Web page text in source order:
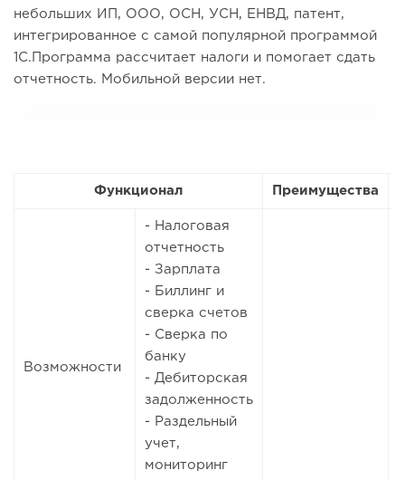
небольших ИП, ООО, ОСН, УСН, ЕНВД, патент,
интегрированное с самой популярной программой
1С.Программа рассчитает налоги и помогает сдать
отчетность. Мобильной версии нет.
Функционал Преимущества
Возможности
- Налоговая
отчетность
- Зарплата
- Биллинг и
сверка счетов
- Сверка по
банку
- Дебиторская
задолженность
- Раздельный
учет,
мониторинг